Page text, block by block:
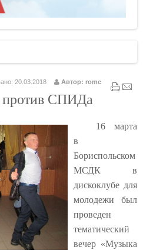
20.03.2018 Автор: romc
СПИДа
16 марта
в
Бориспольском
МСДК в
дискоклубе для
молодежи был
проведен
тематический
вечер «Музыка